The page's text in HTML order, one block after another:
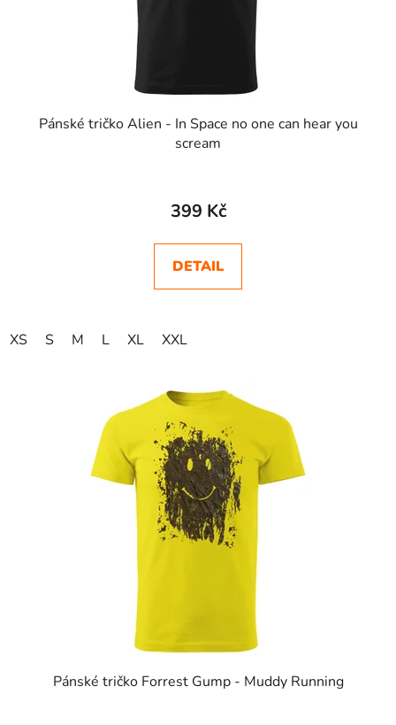
Pánské tričko Alien - In Space no one can hear you
scream
399 Kč
DETAIL
XS S M L XL XXL
Pánské tričko Forrest Gump - Muddy Running